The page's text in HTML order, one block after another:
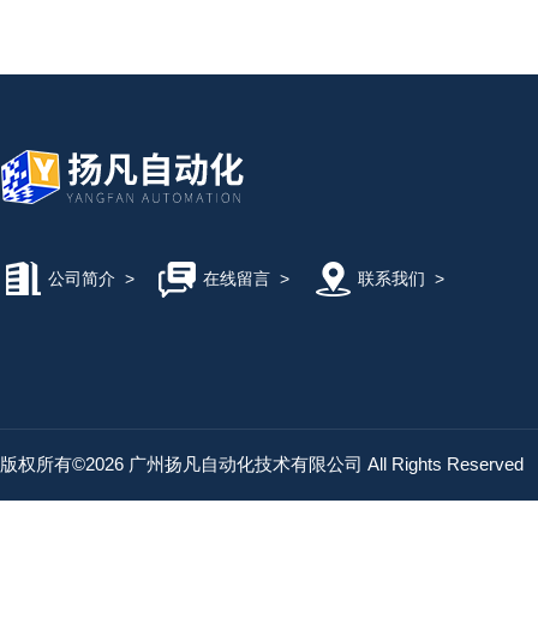
公司简介 > 在线留言> 联系我们 >
版权所有©2026 广州扬凡自动化技术有限公司 All Rights Reserved